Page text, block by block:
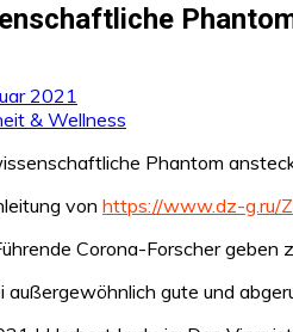
2021
& Wellness
von https://www.dz-g.ru/
Corona-Forscher
außergewöhnlich gute und